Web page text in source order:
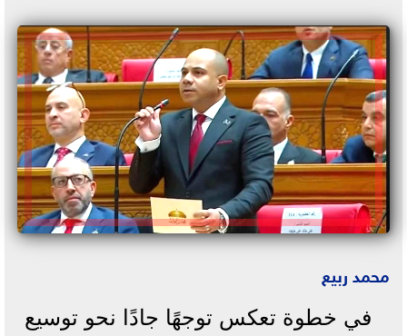
محمد ربيع
في خطوة تعكس توجهًا جادًا نحو توسيع